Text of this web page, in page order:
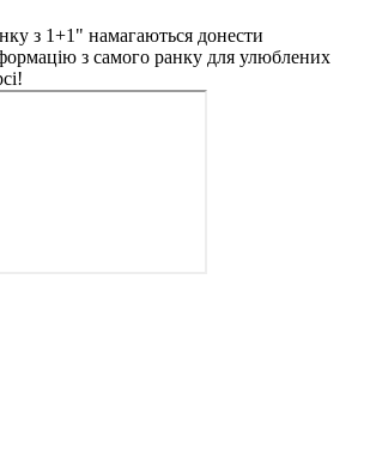
з 1+1" намагаються донести
з самого ранку для улюблених